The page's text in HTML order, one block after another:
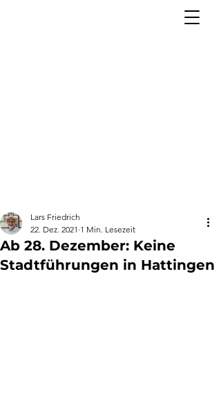
Ab 28. Dezember: Keine
Stadtführungen in Hattingen
Lars Friedrich
22. Dez. 2021 1 Min. Lesezeit